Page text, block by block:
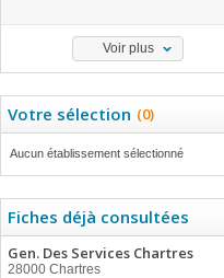
Voir plus
Votre sélection (0)
Aucun établissement sélectionné
Fiches déjà consultées
Gen. Des Services Chartres
28000 Chartres